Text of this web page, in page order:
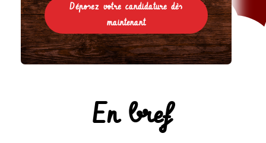
Déposez votre candidature dès
maintenant
En bref